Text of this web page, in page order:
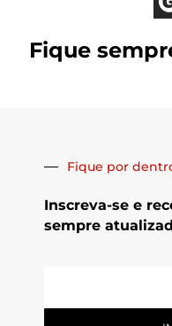
Fique
Fique por
Inscreva-se e
sempre